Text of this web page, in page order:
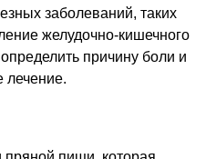
заболеваний, таких
желудочно-кишечного
причину боли и
лечение.